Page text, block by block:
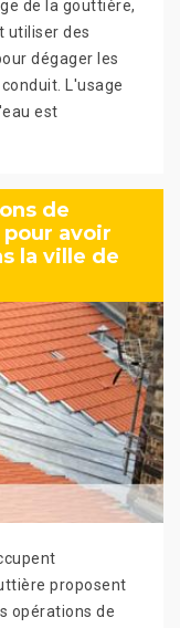
de la gouttière,
utiliser des
dégager les
L'usage
est
de
avoir
la ville de
proposent
opérations de